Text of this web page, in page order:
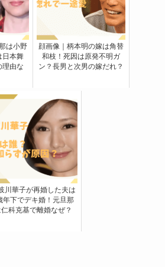
は小野
日本舞
理由な
顔画像｜柄本明の嫁は角替
和枝！死因は原発不明ガ
ン？長男と次男の嫁だれ？
川華子が再婚した夫は
年下でデキ婚！元旦那
科克基で離婚なぜ？